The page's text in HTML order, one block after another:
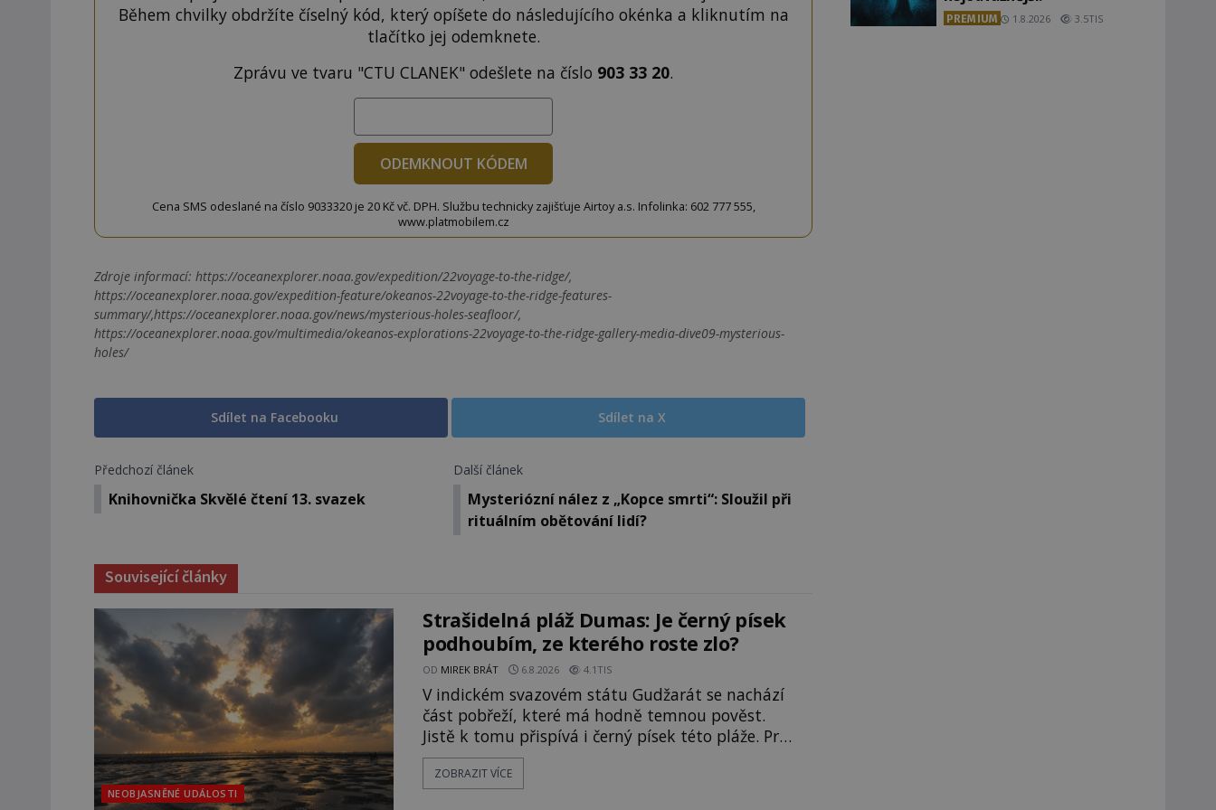
Během chvilky obdržíte číselný kód, který opíšete do následujícího okénka a kliknutím na
tlačítko jej odemknete.
Zprávu ve tvaru "CTU CLANEK" odešlete na číslo 903 33 20.
ODEMKNOUT KÓDEM
Cena SMS odeslané na číslo 9033320 je 20 Kč vč. DPH. Službu technicky zajišťuje Airtoy a.s. Infolinka: 602 777 555,
www.platmobilem.cz
Zdroje informací: https://oceanexplorer.noaa.gov/expedition/22voyage-to-the-ridge/,
https://oceanexplorer.noaa.gov/expedition-feature/okeanos-22voyage-to-the-ridge-features-
summary/,https://oceanexplorer.noaa.gov/news/mysterious-holes-seafloor/,
https://oceanexplorer.noaa.gov/multimedia/okeanos-explorations-22voyage-to-the-ridge-gallery-media-dive09-mysterious-
holes/
Sdílet na Facebooku Sdílet na X
Předchozí článek
Knihovnička Skvělé čtení 13. svazek
Další článek
Mysteriózní nález z „Kopce smrti“: Sloužil při
rituálním obětování lidí?
Související články
NEOBJASNĚNÉ UDÁLOSTI
Strašidelná pláž Dumas: Je černý písek
podhoubím, ze kterého roste zlo?
OD MIREK BRÁT 6.8.2026 4.1TIS
V indickém svazovém státu Gudžarát se nachází
část pobřeží, které má hodně temnou pověst.
Jistě k tomu přispívá i černý písek této pláže. Proč
má pláž takové netypické zbarvení? Nakolik jsou
pravdivé historky, že zde došlo k
ZOBRAZIT VÍCE
PREMIUM 1.8.2026 3.5TIS